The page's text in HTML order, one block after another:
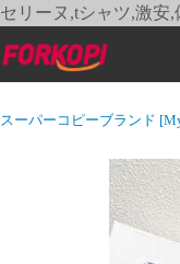
セリーヌ,tシャツ,激安
スーパーコピーブランド